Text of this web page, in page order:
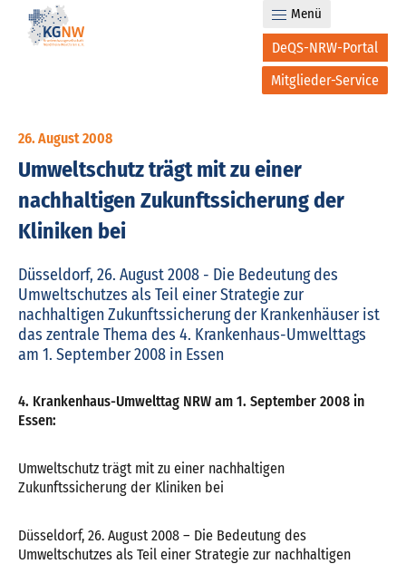
DeQS-NRW-Portal
Mitglieder-Service
Menü
26. August 2008
Umweltschutz trägt mit zu einer
nachhaltigen Zukunftssicherung der
Kliniken bei
Düsseldorf, 26. August 2008 - Die Bedeutung des
Umweltschutzes als Teil einer Strategie zur
nachhaltigen Zukunftssicherung der Krankenhäuser ist
das zentrale Thema des 4. Krankenhaus-Umwelttags
am 1. September 2008 in Essen
4. Krankenhaus-Umwelttag NRW am 1. September 2008 in
Essen:
Umweltschutz trägt mit zu einer nachhaltigen
Zukunftssicherung der Kliniken bei
Düsseldorf, 26. August 2008 – Die Bedeutung des
Umweltschutzes als Teil einer Strategie zur nachhaltigen